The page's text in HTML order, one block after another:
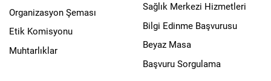
Organizasyon Şeması
Etik Komisyonu
Muhtarlıklar
Sağlık Merkezi Hizmetleri
Bilgi Edinme Başvurusu
Beyaz Masa
Başvuru Sorgulama